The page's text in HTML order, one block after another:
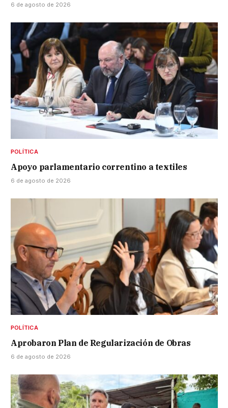
6 de agosto de 2026
POLÍTICA
Apoyo parlamentario correntino a textiles
6 de agosto de 2026
POLÍTICA
Aprobaron Plan de Regularización de Obras
6 de agosto de 2026